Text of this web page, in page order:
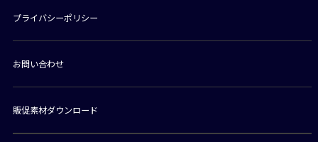
プライバシーポリシー
お問い合わせ
販促素材ダウンロード